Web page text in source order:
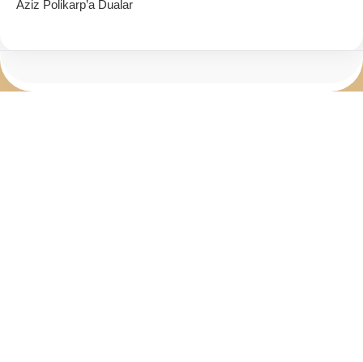
Aziz Polikarp’a Dualar